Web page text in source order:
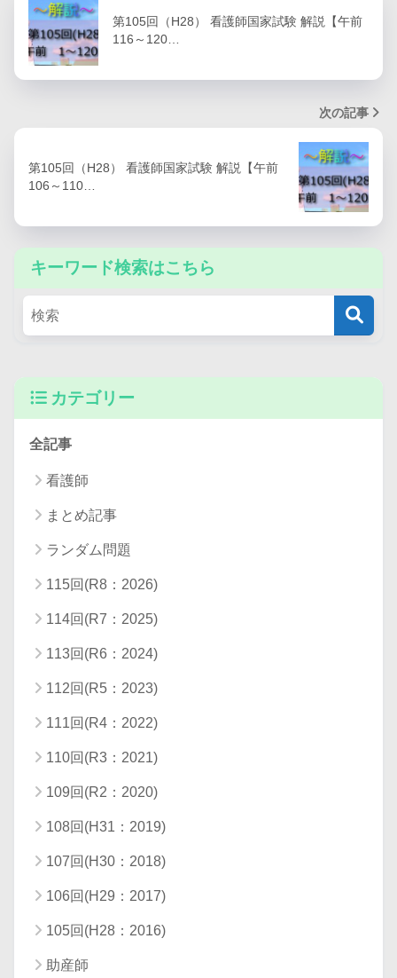
第105回（H28） 看護師国家試験 解説【午前
116～120…
次の記事
第105回（H28） 看護師国家試験 解説【午前
106～110…
キーワード検索はこちら
カテゴリー
全記事
看護師
まとめ記事
ランダム問題
115回(R8：2026)
114回(R7：2025)
113回(R6：2024)
112回(R5：2023)
111回(R4：2022)
110回(R3：2021)
109回(R2：2020)
108回(H31：2019)
107回(H30：2018)
106回(H29：2017)
105回(H28：2016)
助産師